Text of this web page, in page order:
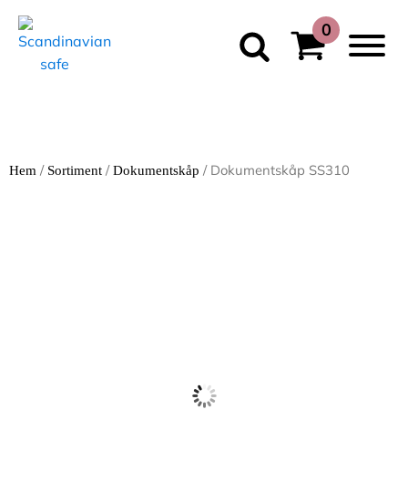
Hem / Sortiment /Dokumentskåp / Dokumentskåp SS310